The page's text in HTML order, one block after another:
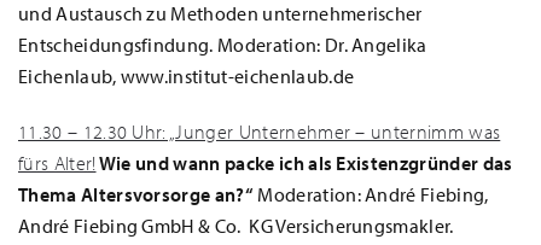
und Austausch zu Methoden unternehmerischer
Entscheidungsfindung. Moderation: Dr. Angelika
Eichenlaub, www.institut-eichenlaub.de
11.30 – 12.30 Uhr: „Junger Unternehmer – unternimm was
fürs Alter!Wie und wann packe ich als Existenzgründer das
Thema Altersvorsorge an?“ Moderation: André Fiebing,
André Fiebing GmbH & Co. KG Versicherungsmakler.